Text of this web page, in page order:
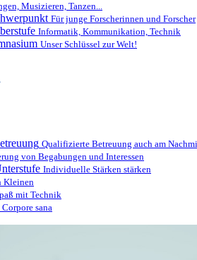
Musizieren, Tanzen...
Für junge Forscherinnen und Forscher
Informatik, Kommunikation, Technik
Unser Schlüssel zur Welt!
Qualifizierte Betreuung auch am
von Begabungen und Interessen
Individuelle Stärken stärken
Kleinen
mit Technik
sana